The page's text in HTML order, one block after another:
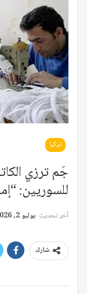
تركيا
جَم ترزي
للسوريين:
آخر تحديث يوليو 2, 2026
شارك